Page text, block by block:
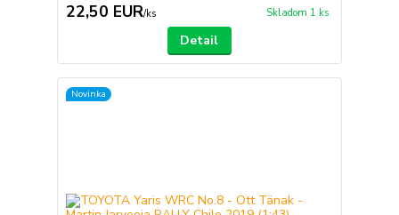
22,50 EUR/ks Skladom 1 ks
Detail
Novinka